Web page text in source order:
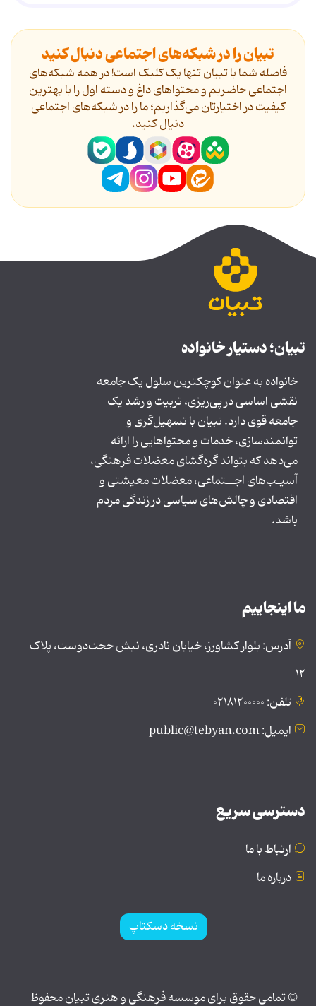
تبیان را در شبکه‌های اجتماعی دنبال کنید
فاصله شما با تبیان تنها یک کلیک است! در همه شبکه‌های
اجتماعی حاضریم و محتواهای داغ و دسته اول را با بهترین
کیفیت در اختیارتان می‌گذاریم؛ ما را در شبکه‌های اجتماعی
دنیال کنید.
تبیان؛ دستیار خانواده
خانواده به عنوان کوچکترین سلول یک جامعه
نقشی اساسی در پی‌ریزی، تربیت و رشد یک
جامعه قوی دارد. تبیان با تسهیل‌گری و
توانمندسازی، خدمات و محتواهایی را ارائه
می‌دهد که بتواند گره‌گشای معضلات فرهنگی،
آسیـب‌های اجــتماعی، معضلات معیشتی و
اقتصادی و چالش‌های سیاسی در زندگی مردم
باشد.
ما اینجاییم
آدرس: بلوار کشاورز، خیابان نادری، نبش حجت‌دوست، پلاک
۱۲
تلفن: ۰۲۱۸۱۲۰۰۰۰۰
ایمیل: public@tebyan.com
دسترسی سریع
ارتباط با ما
درباره ما
نسخه دسکتاپ
© تمامی حقوق برای موسسه فرهنگی و هنری تبیان محفوظ